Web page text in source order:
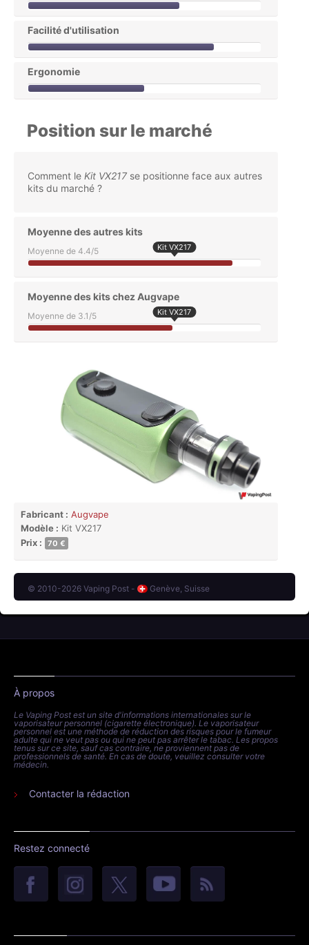
Facilité d'utilisation
Ergonomie
Position sur le marché
Comment le Kit VX217 se positionne face aux autres
kits du marché ?
Moyenne des autres kits
Moyenne de 4.4/5 Kit VX217
Moyenne des kits chez Augvape
Moyenne de 3.1/5 Kit VX217
Fabricant : Augvape
Modèle : Kit VX217
Prix :
70 €
© 2010-2026 Vaping Post - Genève, Suisse
À propos
Le Vaping Post est un site d'informations internationales sur le
vaporisateur personnel (cigarette électronique). Le vaporisateur
personnel est une méthode de réduction des risques pour le fumeur
adulte qui ne veut pas ou qui ne peut pas arrêter le tabac. Les propos
tenus sur ce site, sauf cas contraire, ne proviennent pas de
professionnels de santé. En cas de doute, veuillez consulter votre
médecin.
Contacter la rédaction
Restez connecté